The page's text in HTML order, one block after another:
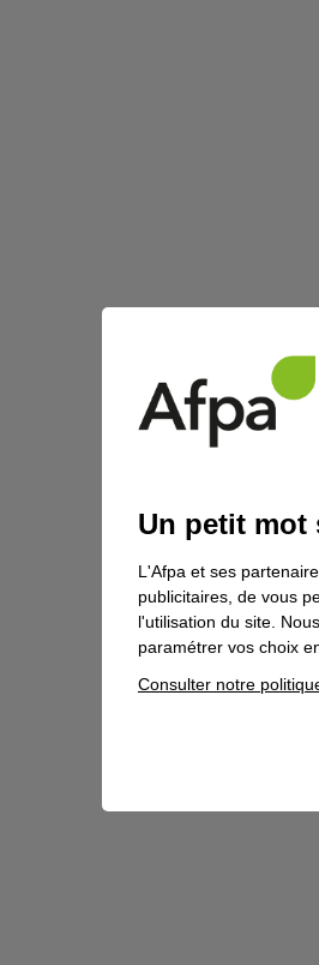
Un petit mot
L'Afpa et ses
publicitaires, de vous
l'utilisation du site.
paramétrer vos choix
Consulter notre